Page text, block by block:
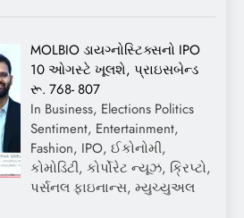
MOLBIO ડાયગ્નોસ્ટિક્સનો IPO
10 ઓગસ્ટે ખૂલશે, પ્રાઇસબેન્ડ
રૂ. 768- 807
In Business, Elections Politics
Sentiment, Entertainment,
Fashion, IPO, ઈકોનોમી,
કોમોડિટી, કોર્પોરેટ ન્યૂઝ, ક્રિપ્ટો,
પર્સનલ ફાઇનાન્સ, મ્યુચ્યુઅલ